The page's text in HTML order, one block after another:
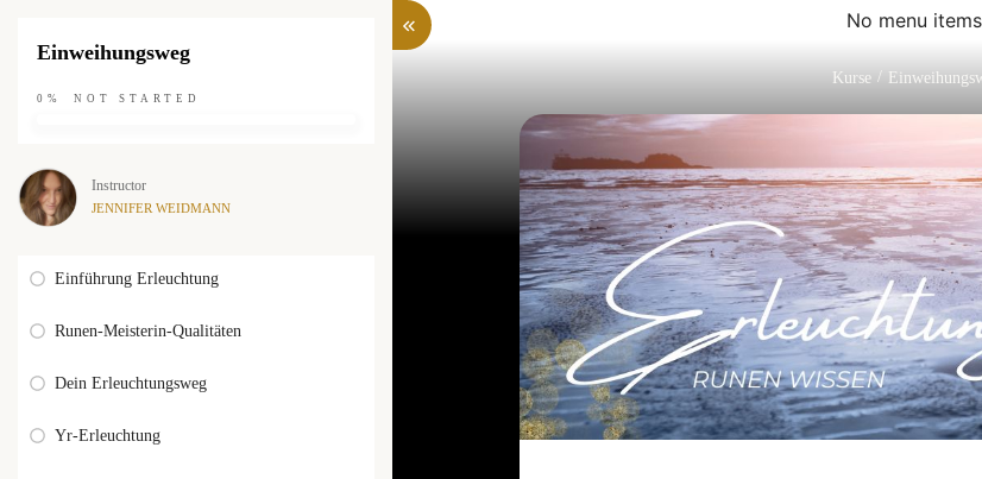
No menu
Kurse /
Einweihungsweg
0% NOT STARTED
Instructor
JENNIFER WEIDMANN
Einführung Erleuchtung
Runen-Meisterin-Qualitäten
Dein Erleuchtungsweg
Yr-Erleuchtung